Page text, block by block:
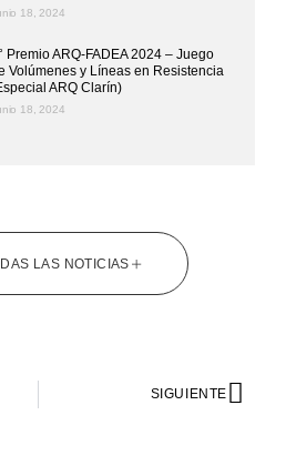
18, 2024
Premio ARQ-FADEA 2024 – Juego
Volúmenes y Líneas en Resistencia
ARQ Clarín)
18, 2024
LAS NOTICIAS
SIGUIENTE